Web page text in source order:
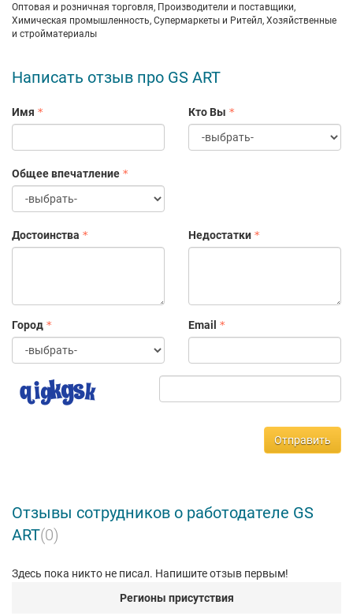
Оптовая и розничная торговля, Производители и поставщики,
Химическая промышленность, Супермаркеты и Ритейл, Хозяйственные
и стройматериалы
Написать отзыв про GS ART
Имя Кто Вы
Общее впечатление
Достоинства Недостатки
Город Email
Отправить
Отзывы сотрудников о работодателе GS
ART(0)
Здесь пока никто не писал. Напишите отзыв первым!
Регионы присутствия